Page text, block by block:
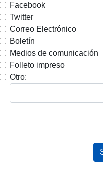
Facebook
Twitter
Correo Electrónico
Boletín
Medios de comunicación
Folleto impreso
Otro: